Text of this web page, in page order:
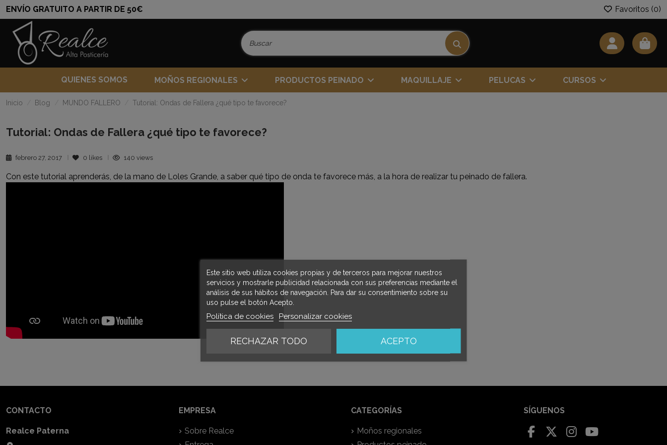
ENVÍO GRATUITO A PARTIR DE 50€ Favoritos (0)
QUIENES SOMOS MOÑOS REGIONALES PRODUCTOS PEINADO MAQUILLAJE PELUCAS CURSOS
Inicio Blog MUNDO FALLERO Tutorial: Ondas de Fallera ¿qué tipo te favorece?
Tutorial: Ondas de Fallera ¿qué tipo te favorece?
febrero 27, 2017 0 likes 140 views
Con este tutorial aprenderás, de la mano de Loles Grande, a saber qué tipo de onda te favorece más, a la hora de realizar tu peinado de fallera.
CONTACTO
Realce Paterna
EMPRESA
Sobre Realce
CATEGORÍAS
Moños regionales
Este sitio web utiliza cookies propias y de terceros para mejorar nuestros
servicios y mostrarle publicidad relacionada con sus preferencias mediante el
análisis de sus hábitos de navegación. Para dar su consentimiento sobre su
uso pulse el botón Acepto.
Política de cookies Personalizar cookies
RECHAZAR TODO ACEPTO
SÍGUENOS